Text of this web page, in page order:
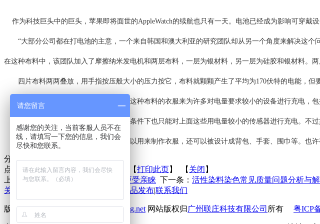
作为科技巨头中的巨头，苹果即将面世的AppleWatch的续航也只有一天。电池已经成为影响可穿戴设
“大部分公司都在打电池的主意，一个来自韩国和澳大利亚的研究团队却从另一个角度来解决这
在这种布料中，该团队加入了摩擦纳米发电机和两层布料，一层为银材料，另一层为硅胶和银材料。
四片布料两两叠放，用手指按压般大小的压力按它，布料就颗颗产生了平均为170伏特的电能，但
在一次测试中，研究团队演示了使用这种布料的衣服来为许多对电量要求较小的设备进行充电，包
虽然这次的尝试还处在初期，在测试条件下也只能对上面这些用电量较小的传感器进行充电。不
按照研究人员设想，这种材料不止可以用来制作衣服，还可以被设计成背包、手套、围巾等。也许
分享到：
点击次数：更新时间：2015-03-16 【打印此页 】 【 关闭 】
上一条：户外运动品中，智能设备更受亲睐 下一条： 活性染料染色常见质量问题分析与
关于联庄
新品发布联系我们
版权所有 2013©http://www.lianzhuang.net网站版权归 广州联庄科技有限公司 所有 粤ICP
请您留言
感谢您的关注，当前客服人员不在
线，请填写一下您的信息，我们会
尽快和您联系。